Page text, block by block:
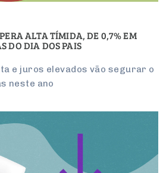
ALTA TÍMIDA, DE 0,7% EM
DO DIA DOS PAIS
e juros elevados vão segurar o
neste ano